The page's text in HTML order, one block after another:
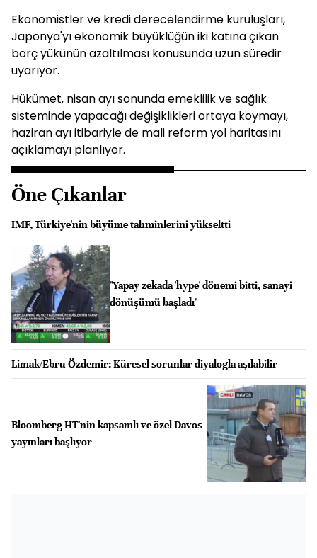
Ekonomistler ve kredi derecelendirme kuruluşları,
Japonya'yı ekonomik büyüklüğün iki katına çıkan
borç yükünün azaltılması konusunda uzun süredir
uyarıyor.
Hükümet, nisan ayı sonunda emeklilik ve sağlık
sisteminde yapacağı değişiklikleri ortaya koymayı,
haziran ayı itibariyle de mali reform yol haritasını
açıklamayı planlıyor.
Öne Çıkanlar
IMF, Türkiye'nin büyüme tahminlerini yükseltti
"Yapay zekada 'hype' dönemi bitti, sanayi
dönüşümü başladı"
Limak/Ebru Özdemir: Küresel sorunlar diyalogla aşılabilir
Bloomberg HT'nin kapsamlı ve özel Davos
yayınları başlıyor